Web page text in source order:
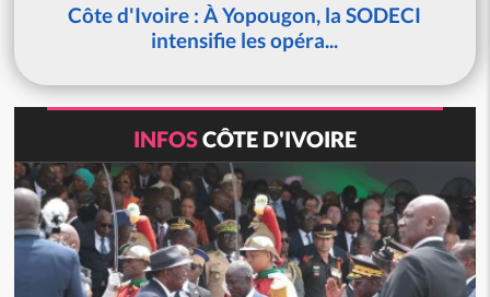
Côte d'Ivoire : À Yopougon, la SODECI
intensifie les opéra...
INFOSCÔTE D'IVOIRE